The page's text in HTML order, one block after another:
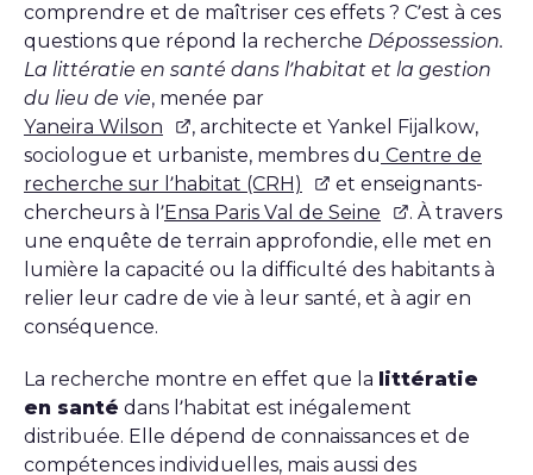
comprendre et de maîtriser ces effets ? C’est à ces
questions que répond la recherche Dépossession.
La littératie en santé dans l’habitat et la gestion
du lieu de vie, menée par
Yaneira Wilson
, architecte et Yankel Fijalkow,
sociologue et urbaniste, membres du Centre de
recherche sur l’habitat (CRH)
et enseignants-
chercheurs à l’Ensa Paris Val de Seine
. À travers
une enquête de terrain approfondie, elle met en
lumière la capacité ou la difficulté des habitants à
relier leur cadre de vie à leur santé, et à agir en
conséquence.
La recherche montre en effet que la littératie
en santé dans l’habitat est inégalement
distribuée. Elle dépend de connaissances et de
compétences individuelles, mais aussi des